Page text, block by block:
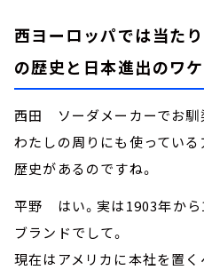
西ヨーロッパでは当た
の歴史と日本進出のワケ
西田 ソーダメーカーでお馴
わたしの周りにも使っている
歴史があるのですね。
平野 はい。実は1903年から
ブランドでして。
現在はアメリカに本社を置